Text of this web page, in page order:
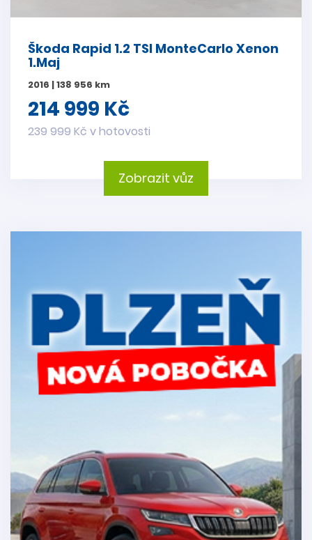
Škoda Rapid 1.2 TSI MonteCarlo Xenon
1.Maj
2016 | 138 956 km
214 999 Kč
239 999 Kč v hotovosti
Zobrazit vůz